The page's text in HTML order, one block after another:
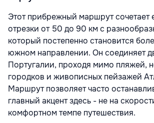
Этот прибрежный маршрут сочетает
отрезки от 50 до 90 км с
который постепенно становится
южном направлении. Он соединяет
Португалии, проходя мимо пляжей,
городков и живописных пейзажей
Маршрут позволяет часто
главный акцент здесь - не на
комфортном темпе путешествия.